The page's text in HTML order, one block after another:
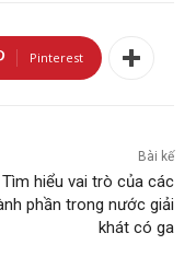
Pinterest
Bài kế
Tìm hiểu vai trò của các
phần trong nước giải
khát có ga